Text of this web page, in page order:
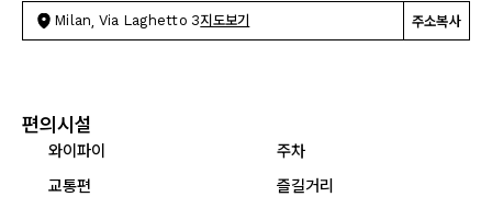
Milan, Via Laghetto 3지도보기 주소복사
편의시설
와이파이
주차
교통편
즐길거리